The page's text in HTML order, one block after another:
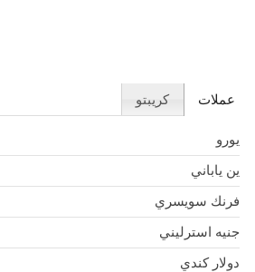
عملات كريبتو
يورو
ين ياباني
فرنك سويسري
جنيه استرليني
دولار كندي